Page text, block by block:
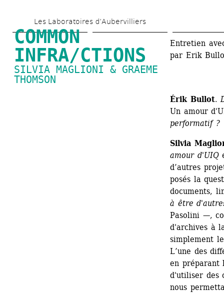
au
contenu
principal
Les Laboratoires d’Aubervilliers
COMMON
INFRA/CTIONS
SILVIA MAGLIONI & GRAEME
THOMSON
Entretien
par Erik
Érik Bullot.
Un amour
performatif
Silvia
amour d'UIQ
d’autres
posés la
documents,
à être
Pasolini —,
d'archives à
simplement
L’une des
en préparant
d'utiliser des
nous